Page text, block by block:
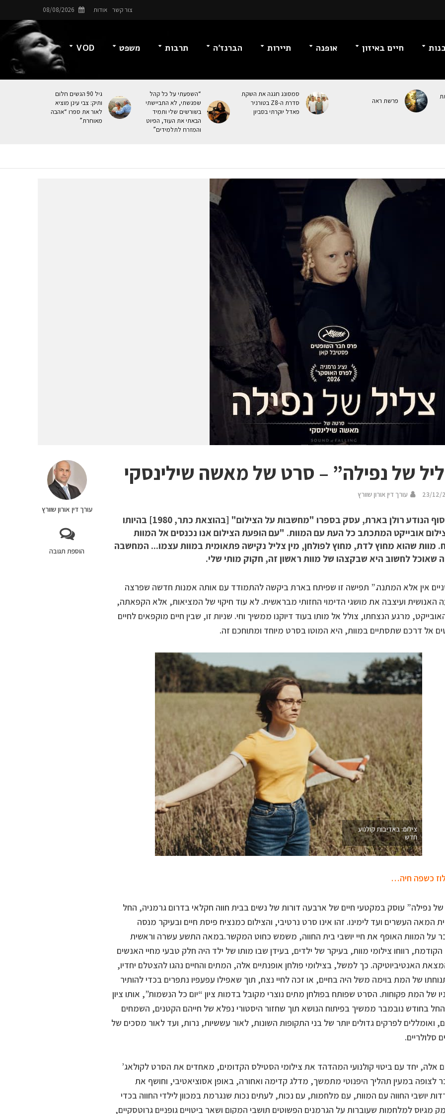
צור קשר אודות 08/08/2026
חיים באיזון אופנה תיירות הברנז’ה תרבות משפט VOD
פרשת ראה
סמסונג חגגה את השקת
סדרת ה-Z8 בטורניר
פאדל יוקרתי בסביון
“השפעתי על כל קהל
שפגשתי, לא התביישתי
בשורשים שלי ותמיד
הבאתי את העוּד, הפיוט
והמזרח לתלמידים”
גיל 90 הגשים חלום
ותיק: צבי עינן מוציא
לאור את ספרו “אהבה
מאוחרת”
עורך דין אורון שוורץ
הוספת תגובה
של נפילה” – סרט של מאשה שילינסקי
23/12/ עורך דין אורון שוורץ
הפילוסוף הנודע רולן בארת, עסק בספרו "מחשבות על הצילום" [בהוצאת כתר, 1980] בהיותו
אובייקט המתכתב כל העת עם המוות. "עם הופעת הצילום אנו נכנסים אל המוות
מוות שהוא מחוץ לדת, מחוץ לפולחן, מין צליל נקישה פתאומית במוות עצמו... המחשבה
שאוכל לחשוב היא שבקצהו של מוות ראשון זה, חקוק מותי שלי.
אין אלא המתנה.” תפישה זו שפיתח בארת ביקשה להתמודד עם אותה אמנות חדשה שפרצה
האנושית ועיצבה את מושגי הדימוי החזותי מבראשית. לא עוד חיקוי של המציאות, אלא הקפאתה,
מרגע הנצחתו, צולל אל מותו בעוד דיוקנו ממשיך וחי. שניות זו, שבין חיים מוקפאים לחיים
אל דרכם שתסתיים במוות, היא המוטו בסרט מיוחד ומתוחכם זה.
צילום: באדיבות קולנוע
חדש
כשפה חיה…
של נפילה” עוסק במקטעי חיים של ארבעה דורות של נשים בבית חווה חקלאי בדרום גרמניה, החל
המאה העשרים ועד לימינו. זהו אינו סרט נרטיבי, והצילום כמנציח פיסת חיים ובעיקר מנסה
על המוות האופף את חיי יושבי בית החווה, משמש כחוט המקשר.במאה התשע עשרה וראשית
רווחו צילומי מוות, בעיקר של ילדים, בעידן שבו מותו של ילד היה חלק טבעי מחיי האנשים
האנטיביוטיקה. כך למשל, בצילומי פולחן אופנתיים אלה, המתים והחיים נהגו להצטלם יחדיו,
של המת בוימה משל היה בחיים, או זכה לחיי נצח, תוך שאפילו עפעפיו נתפרים בכדי להותיר
של המת פקוחות. הסרט שפותח בפולחן מתים נוצרי מקובל בדמות ציון “יום כל הנשמות”, אותו ציון
החל בחודש נובמבר ממשיך בפיתוח הנושא תוך שחזור היסטורי נפלא של חייהם הקטנים, השמחים
ואומללים לפרקים גדולים יותר של בני התקופות השונות, לאור עששיות, נרות, ועד לאור מסכים של
סלולריים.
אלה, יחד עם ביטוי קולנועי המהדהד את צילומי הסטילס הקדומים, מאחדים את הסרט לקולאג’
לצופה במעין תהליך היפנוטי מתמשך, מדלג קדימה ואחורה, באופן אסוציאטיבי, וחושף את
יושבי החווה עם המוות, עם מלחמות, עם נכות, לעתים נכות שנגרמת במכוון לילדי החווה בכדי
מגיוס למלחמות שעוברות על הגרמנים הפשוטים תושבי המקום ושאר ביטויים גופניים גרוטסקיים,